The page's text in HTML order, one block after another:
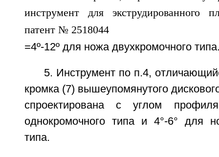
=4º-12º для ножа двухкромочного
5. Инструмент по п.4,
кромка (7) вышеупомянутого
спроектирована с углом
однокромочного типа и 4°-6° для
типа.